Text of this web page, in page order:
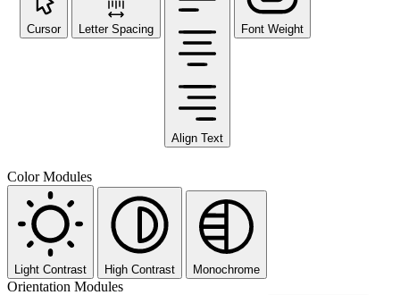
Cursor Letter Spacing
Align Text
Font Weight
Color Modules
Light Contrast High Contrast Monochrome
Orientation Modules